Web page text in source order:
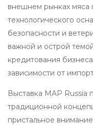
внешнем рынках мяса
технологического
безопасности и
важной и острой
кредитования
зависимости от
Выставка MAP Russia
традиционной
пристальное